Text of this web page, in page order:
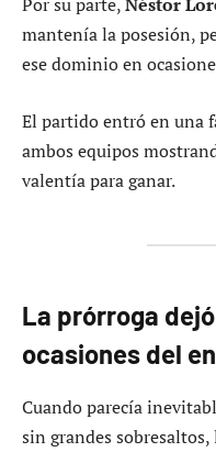
mantenía la posesión,
ese dominio en
El partido entró en una
ambos equipos
valentía para ganar.
La prórroga
ocasiones del
Cuando parecía
sin grandes